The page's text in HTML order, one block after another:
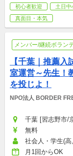
初心者歓迎 土日中
真面目・本気
メンバー/継続ボラン
【千葉｜推薦
室運営～先生！
を投じよ！
NPO法人 BORDER
千葉 [習志野市/
無料
社会人・学生(
月1回からOK